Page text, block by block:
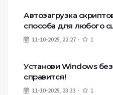
Автозагрузка
способа для любого
11-10-2025, 22:27 1
Установи Windows
справится!
11-10-2025, 23:33 1